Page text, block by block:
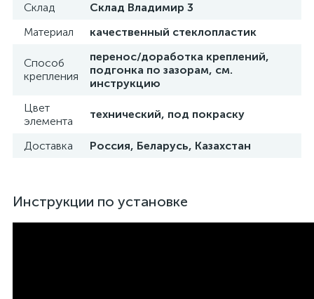
Склад
Склад Владимир 3
Материал
качественный стеклопластик
Способ
крепления
перенос/доработка креплений,
подгонка по зазорам, см.
инструкцию
Цвет
элемента
технический, под покраску
Доставка Россия, Беларусь, Казахстан
Инструкции по установке